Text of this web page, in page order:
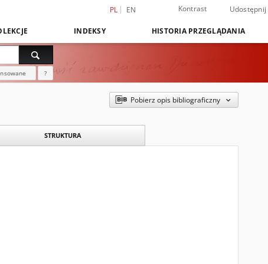
PL EN Kontrast Udostępnij
INDEKSY HISTORIA PRZEGLĄDANIA
?
Pobierz opis bibliograficzny
STRUKTURA